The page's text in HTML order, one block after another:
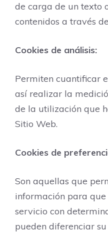
de carga de un texto
contenidos a través
Cookies de análisis:
Permiten cuantificar
así realizar la
de la utilización que
Sitio Web.
Cookies de
Son aquellas que
información para
servicio con
pueden diferenciar